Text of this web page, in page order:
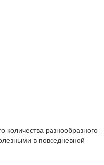
разнообразного
в повседневной